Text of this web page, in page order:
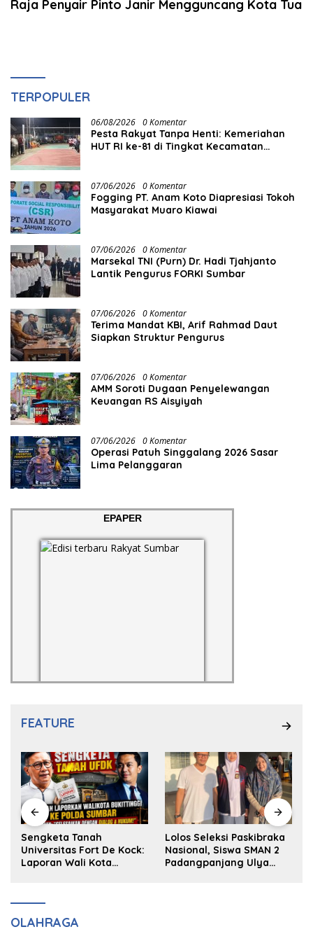
Raja Penyair Pinto Janir Mengguncang Kota Tua
TERPOPULER
06/08/2026 0 Komentar
Pesta Rakyat Tanpa Henti: Kemeriahan
HUT RI ke-81 di Tingkat Kecamatan
07/06/2026 0 Komentar
Fogging PT. Anam Koto Diapresiasi Tokoh
07/06/2026 0 Komentar
Marsekal TNI (Purn) Dr. Hadi Tjahjanto
Lantik Pengurus FORKI Sumbar
07/06/2026 0 Komentar
Terima Mandat KBI, Arif Rahmad Daut
Siapkan Struktur Pengurus
07/06/2026 0 Komentar
AMM Soroti Dugaan Penyelewangan
Keuangan RS Aisyiyah
07/06/2026 0 Komentar
Operasi Patuh Singgalang 2026 Sasar
Lima Pelanggaran
EPAPER
FEATURE
Sengketa Tanah
Universitas Fort De Kock:
Laporan Wali Kota
Lolos Seleksi Paskibraka
Nasional, Siswa SMAN 2
Padangpanjang Ulya
OLAHRAGA